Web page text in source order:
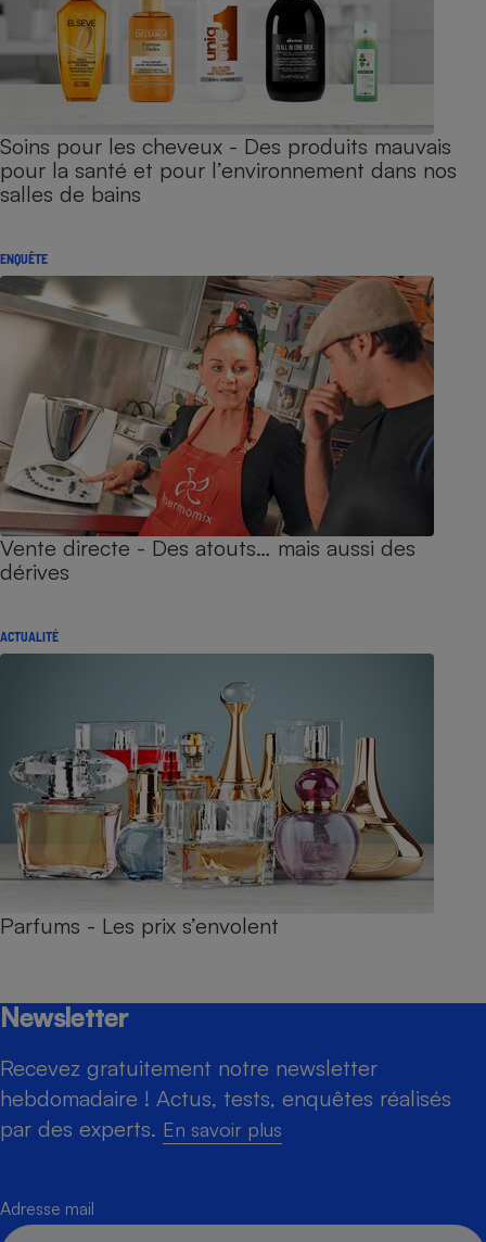
Soins pour les cheveux - Des produits mauvais
pour la santé et pour l’environnement dans nos
salles de bains
ENQUÊTE
Vente directe - Des atouts… mais aussi des
dérives
ACTUALITÉ
Parfums - Les prix s’envolent
Newsletter
Recevez gratuitement notre newsletter
hebdomadaire ! Actus, tests, enquêtes réalisés
par des experts. En savoir plus
Adresse mail